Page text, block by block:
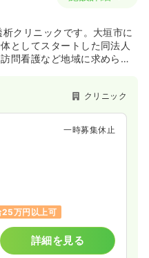
クリニックです。大垣市に
としてスタートした同法人
問看護など地域に求められ
クリニック
一時募集休止
25万円以上可
詳細を見る